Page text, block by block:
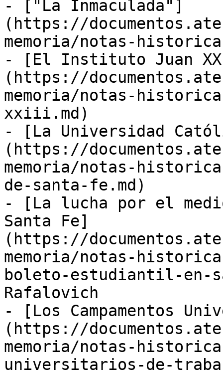
- ["La Inmaculada"]
(https://
memoria/notas-
- [El Instituto Juan
(https://
memoria/notas-
xxiii.md)
- [La Universidad
(https://
memoria/notas-
de-santa-fe.md)
- [La lucha por el
Santa Fe]
(https://
memoria/notas-
boleto-estudiantil-en-
Rafalovich
- [Los Campamentos
(https://
memoria/notas-
universitarios-de-